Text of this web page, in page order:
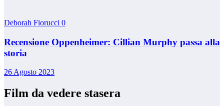
Deborah Fiorucci 0
Recensione Oppenheimer: Cillian Murphy passa alla
storia
26 Agosto 2023
Film da vedere stasera